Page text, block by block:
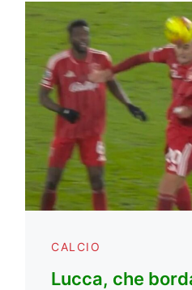
CALCIO
Lucca, che